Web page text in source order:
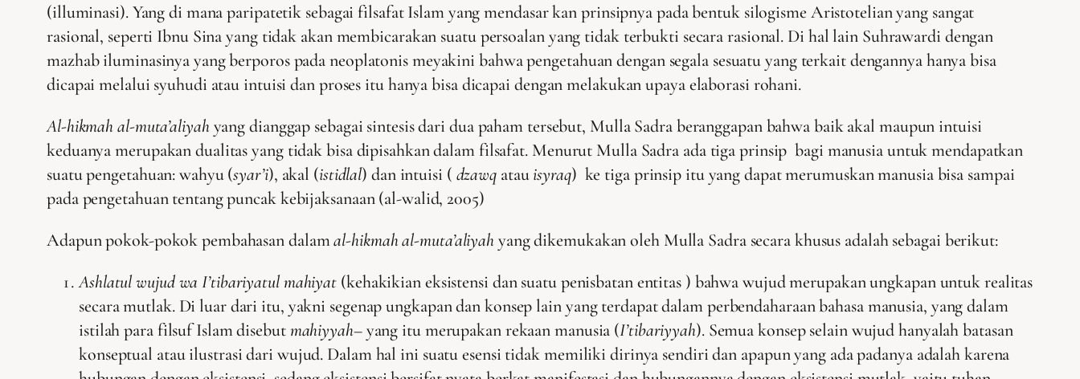
(illuminasi). Yang di mana paripatetik sebagai filsafat Islam yang mendasar kan prinsipnya pada bentuk silogisme Aristotelian yang sangat
rasional, seperti Ibnu Sina yang tidak akan membicarakan suatu persoalan yang tidak terbukti secara rasional. Di hal lain Suhrawardi dengan
mazhab iluminasinya yang berporos pada neoplatonis meyakini bahwa pengetahuan dengan segala sesuatu yang terkait dengannya hanya bisa
dicapai melalui syuhudi atau intuisi dan proses itu hanya bisa dicapai dengan melakukan upaya elaborasi rohani.
Al-hikmah al-muta’aliyahyang dianggap sebagai sintesis dari dua paham tersebut, Mulla Sadra beranggapan bahwa baik akal maupun intuisi
keduanya merupakan dualitas yang tidak bisa dipisahkan dalam filsafat. Menurut Mulla Sadra ada tiga prinsip bagi manusia untuk mendapatkan
suatu pengetahuan: wahyu (syar’i), akal (istidlal) dan intuisi ( dzawq atauisyraq) ke tiga prinsip itu yang dapat merumuskan manusia bisa sampai
pada pengetahuan tentang puncak kebijaksanaan (al-walid, 2005)
Adapun pokok-pokok pembahasan dalamal-hikmah al-muta’aliyahyang dikemukakan oleh Mulla Sadra secara khusus adalah sebagai berikut:
Ashlatul wujud wa I’tibariyatul mahiyat (kehakikian eksistensi dan suatu penisbatan entitas ) bahwa wujud merupakan ungkapan untuk realitas
secara mutlak. Di luar dari itu, yakni segenap ungkapan dan konsep lain yang terdapat dalam perbendaharaan bahasa manusia, yang dalam
istilah para filsuf Islam disebutmahiyyah– yang itu merupakan rekaan manusia (I’tibariyyah). Semua konsep selain wujud hanyalah batasan
konseptual atau ilustrasi dari wujud. Dalam hal ini suatu esensi tidak memiliki dirinya sendiri dan apapun yang ada padanya adalah karena